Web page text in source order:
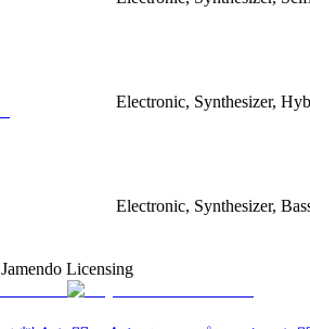
Electronic, Synthesizer,
Electronic, Synthesizer,
Jamendo Licensing